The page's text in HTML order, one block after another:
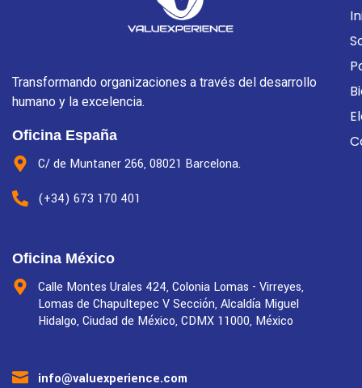
Transformando organizaciones a través del desarrollo
humano y la excelencia.
Oficina España
C/ de Muntaner 266, 08021 Barcelona.
(+34) 673 170 401
Oficina México
Calle Montes Urales 424, Colonia Lomas - Virreyes,
Lomas de Chapultepec V Sección, Alcaldía Miguel
Hidalgo, Ciudad de México, CDMX 11000, México
info@valuexperience.com